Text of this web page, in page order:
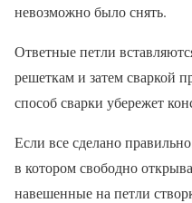
невозможно было снять.
Ответные петли
решеткам и затем сваркой
способ сварки убережет
Если все сделано
в котором свободно
навешенные на петли